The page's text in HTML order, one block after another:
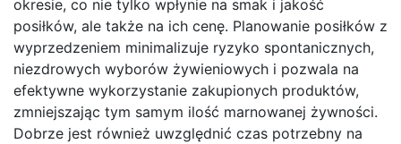
okresie, co nie tylko wpłynie na smak i jakość
posiłków, ale także na ich cenę. Planowanie posiłków z
wyprzedzeniem minimalizuje ryzyko spontanicznych,
niezdrowych wyborów żywieniowych i pozwala na
efektywne wykorzystanie zakupionych produktów,
zmniejszając tym samym ilość marnowanej żywności.
Dobrze jest również uwzględnić czas potrzebny na